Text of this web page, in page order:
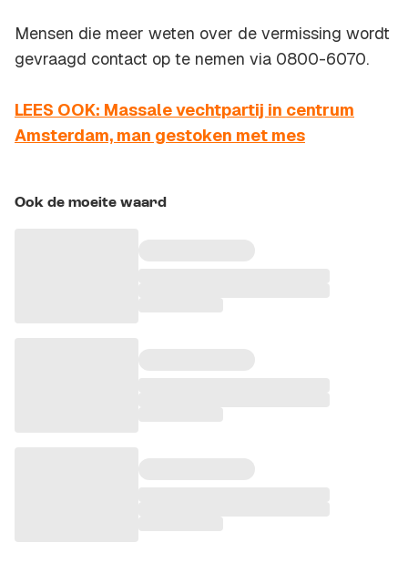
Mensen die meer weten over de vermissing wordt
gevraagd contact op te nemen via 0800-6070.
LEES OOK: Massale vechtpartij in centrum
Amsterdam, man gestoken met mes
Ook de moeite waard